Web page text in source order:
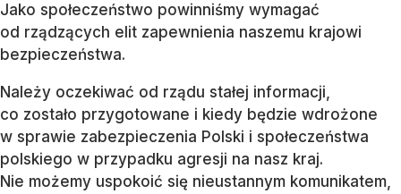
Jako społeczeństwo powinniśmy wymagać
od rządzących elit zapewnienia naszemu krajowi
bezpieczeństwa.
Należy oczekiwać od rządu stałej informacji,
co zostało przygotowane i kiedy będzie wdrożone
w sprawie zabezpieczenia Polski i społeczeństwa
polskiego w przypadku agresji na nasz kraj.
Nie możemy uspokoić się nieustannym komunikatem,